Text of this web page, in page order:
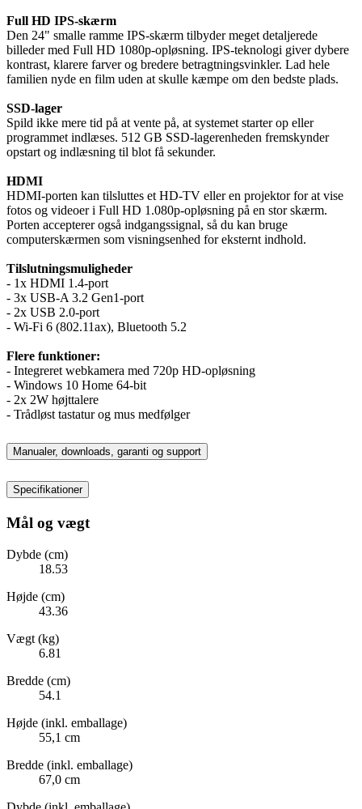
Full HD IPS-skærm
Den 24" smalle ramme IPS-skærm tilbyder meget detaljerede
billeder med Full HD 1080p-opløsning. IPS-teknologi giver dybere
kontrast, klarere farver og bredere betragtningsvinkler. Lad hele
familien nyde en film uden at skulle kæmpe om den bedste plads.
SSD-lager
Spild ikke mere tid på at vente på, at systemet starter op eller
programmet indlæses. 512 GB SSD-lagerenheden fremskynder
opstart og indlæsning til blot få sekunder.
HDMI
HDMI-porten kan tilsluttes et HD-TV eller en projektor for at vise
fotos og videoer i Full HD 1.080p-opløsning på en stor skærm.
Porten accepterer også indgangssignal, så du kan bruge
computerskærmen som visningsenhed for eksternt indhold.
Tilslutningsmuligheder
- 1x HDMI 1.4-port
- 3x USB-A 3.2 Gen1-port
- 2x USB 2.0-port
- Wi-Fi 6 (802.11ax), Bluetooth 5.2
Flere funktioner:
- Integreret webkamera med 720p HD-opløsning
- Windows 10 Home 64-bit
- 2x 2W højttalere
- Trådløst tastatur og mus medfølger
Manualer, downloads, garanti og support
Specifikationer
Mål og vægt
Dybde (cm)
18.53
Højde (cm)
43.36
Vægt (kg)
6.81
Bredde (cm)
54.1
Højde (inkl. emballage)
55,1 cm
Bredde (inkl. emballage)
67,0 cm